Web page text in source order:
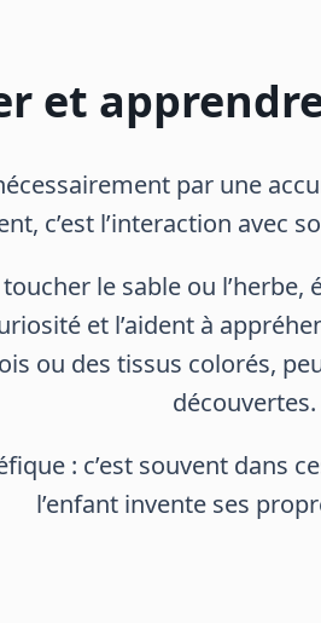
et
nécessairement par une
c’est l’interaction avec
le sable ou
et l’aident à
ou des tissus colorés,
découvertes.
: c’est souvent
l’enfant invente ses